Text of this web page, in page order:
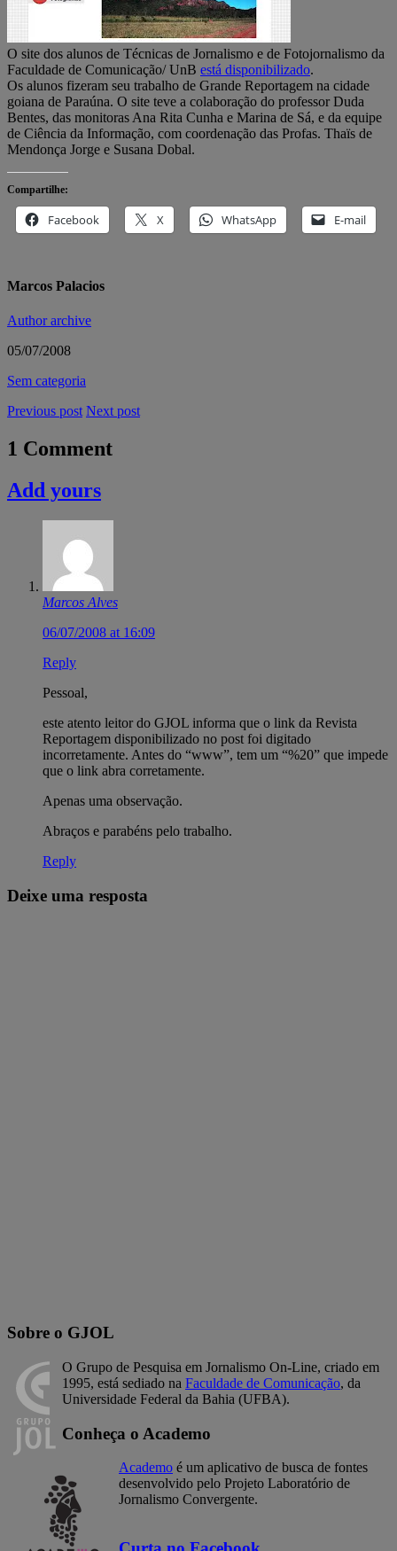
O site dos alunos de Técnicas de Jornalismo e de Fotojornalismo da
Faculdade de Comunicação/ UnB está disponibilizado.
Os alunos fizeram seu trabalho de Grande Reportagem na cidade
goiana de Paraúna. O site teve a colaboração do professor Duda
Bentes, das monitoras Ana Rita Cunha e Marina de Sá, e da equipe
de Ciência da Informação, com coordenação das Profas. Thaïs de
Mendonça Jorge e Susana Dobal.
Compartilhe:
Facebook X WhatsApp E-mail
Marcos Palacios
Author archive
05/07/2008
Sem categoria
Previous post Next post
1 Comment
Add yours
Marcos Alves
06/07/2008 at 16:09
Reply
Pessoal,
este atento leitor do GJOL informa que o link da Revista
Reportagem disponibilizado no post foi digitado
incorretamente. Antes do “www”, tem um “%20” que impede
que o link abra corretamente.
Apenas uma observação.
Abraços e parabéns pelo trabalho.
Reply
Deixe uma resposta
Sobre o GJOL
O Grupo de Pesquisa em Jornalismo On-Line, criado em
1995, está sediado na Faculdade de Comunicação, da
Universidade Federal da Bahia (UFBA).
Conheça o Academo
Academo é um aplicativo de busca de fontes
desenvolvido pelo Projeto Laboratório de
Jornalismo Convergente.